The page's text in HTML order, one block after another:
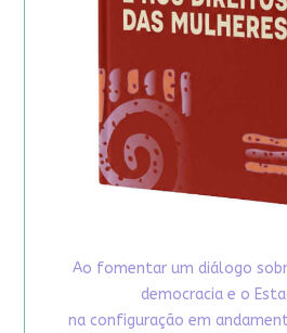
Ao fomentar um diálogo
democracia e o
na configuração em